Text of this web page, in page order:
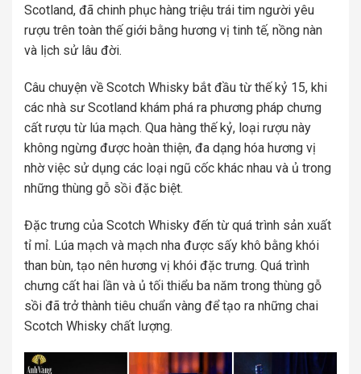
Scotland, đã chinh phục hàng triệu trái tim người yêu
rượu trên toàn thế giới bằng hương vị tinh tế, nồng nàn
và lịch sử lâu đời.
Câu chuyện về Scotch Whisky bắt đầu từ thế kỷ 15, khi
các nhà sư Scotland khám phá ra phương pháp chưng
cất rượu từ lúa mạch. Qua hàng thế kỷ, loại rượu này
không ngừng được hoàn thiện, đa dạng hóa hương vị
nhờ việc sử dụng các loại ngũ cốc khác nhau và ủ trong
những thùng gỗ sồi đặc biệt.
Đặc trưng của Scotch Whisky đến từ quá trình sản xuất
tỉ mỉ. Lúa mạch và mạch nha được sấy khô bằng khói
than bùn, tạo nên hương vị khói đặc trưng. Quá trình
chưng cất hai lần và ủ tối thiểu ba năm trong thùng gỗ
sồi đã trở thành tiêu chuẩn vàng để tạo ra những chai
Scotch Whisky chất lượng.